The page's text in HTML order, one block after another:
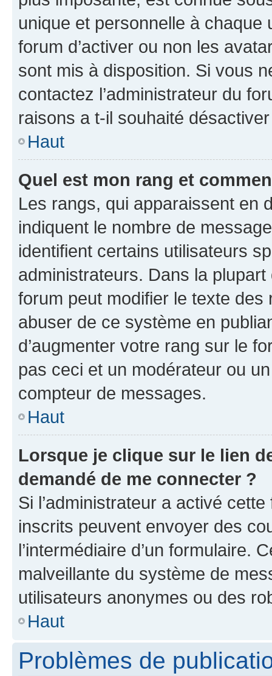
unique et personnelle à chaque
forum d’activer ou non les
sont mis à disposition. Si vous
contactez l’administrateur du
raisons a t-il souhaité
Haut
Quel est mon rang et
Les rangs, qui apparaissent en
indiquent le nombre de
identifient certains utilisateurs
administrateurs. Dans la
forum peut modifier le texte
abuser de ce système en
d’augmenter votre rang sur le
pas ceci et un modérateur ou
compteur de messages.
Haut
Lorsque je clique sur le lien
demandé de me connecter ?
Si l’administrateur a activé
inscrits peuvent envoyer des
l’intermédiaire d’un formulaire.
malveillante du système de
utilisateurs anonymes ou des
Haut
Problèmes de